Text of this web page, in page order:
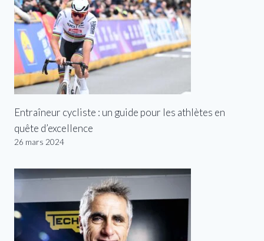
Entraîneur cycliste : un guide pour les athlètes en
quête d’excellence
26 mars 2024